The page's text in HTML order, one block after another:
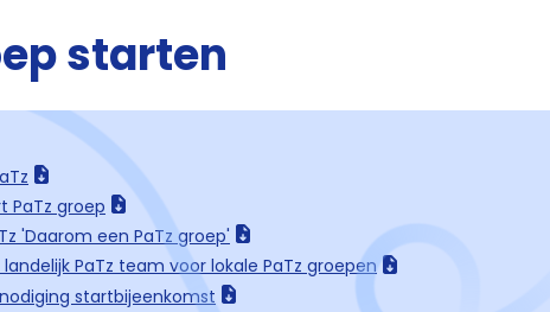
starten
PaTz groep
'Daarom een PaTz groep'
PaTz team voor lokale PaTz groepen
startbijeenkomst